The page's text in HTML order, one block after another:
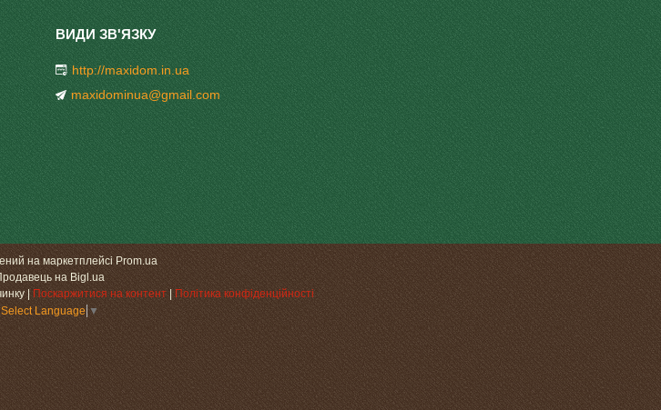
http://maxidom.in.ua
maxidominua@gmail.com
на маркетплейсіProm.ua
на Bigl.ua
«МаксіДоМ» — товари для дому та відпочинку | Поскаржитися на контент |Політика конфіденційності
Select Language ▼